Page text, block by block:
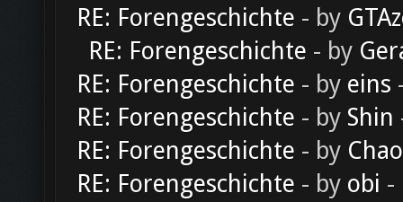
RE: Forengeschichte - by
RE: Forengeschichte - by
RE: Forengeschichte - by eins
RE: Forengeschichte - by Shin
RE: Forengeschichte - by
RE: Forengeschichte - by obi -